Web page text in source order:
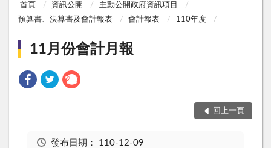
首頁 資訊公開
主動公開政府資訊項目
預算書、決算書及會計報表
會計報表 110年度
11月份會計月報
回上一頁
發布日期： 110-12-09